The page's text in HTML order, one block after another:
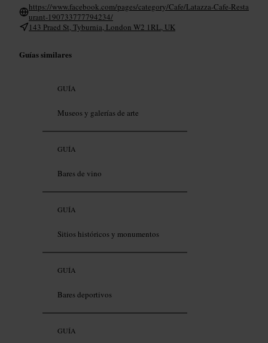
https://www.facebook.com/pages/category/Cafe/Latazza-Cafe-Resta
urant-190733777794234/
143 Praed St, Tyburnia, London W2 1RL, UK
Guías similares
GUÍA
Museos y galerías de arte
GUÍA
Bares de vino
GUÍA
Sitios históricos y monumentos
GUÍA
Bares deportivos
GUÍA